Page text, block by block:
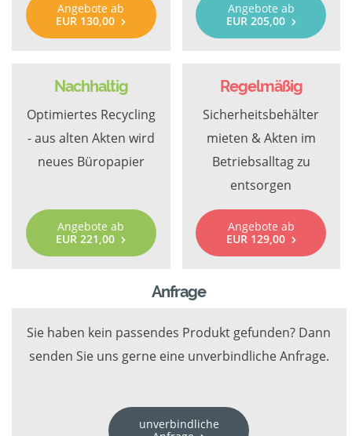
Angebote ab
EUR 130,00
Angebote ab
EUR 205,00
Nachhaltig
Optimiertes Recycling
- aus alten Akten wird
neues Büropapier
Angebote ab
EUR 221,00
Regelmäßig
Sicherheitsbehälter
mieten & Akten im
Betriebsalltag zu
entsorgen
Angebote ab
EUR 129,00
Anfrage
Sie haben kein passendes Produkt gefunden? Dann
senden Sie uns gerne eine unverbindliche Anfrage.
unverbindliche